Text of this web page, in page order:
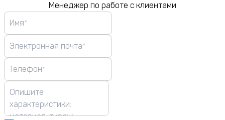
Менеджер по работе с клиентами